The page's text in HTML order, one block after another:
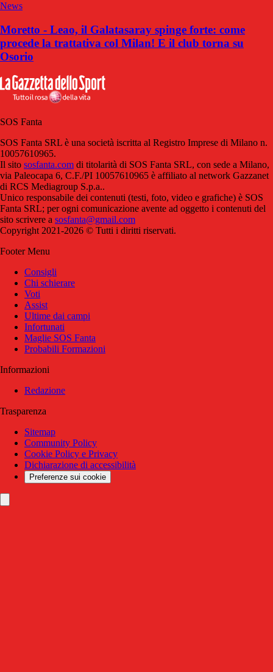
News
Moretto - Leao, il Galatasaray spinge forte: come
procede la trattativa col Milan! E il club torna su
Osorio
SOS Fanta
SOS Fanta SRL è una società iscritta al Registro Imprese di Milano n.
10057610965.
Il sito sosfanta.com di titolarità di SOS Fanta SRL, con sede a Milano,
via Paleocapa 6, C.F./PI 10057610965 è affiliato al network Gazzanet
di RCS Mediagroup S.p.a..
Unico responsabile dei contenuti (testi, foto, video e grafiche) è SOS
Fanta SRL; per ogni comunicazione avente ad oggetto i contenuti del
sito scrivere a sosfanta@gmail.com
Copyright 2021-2026 © Tutti i diritti riservati.
Footer Menu
Consigli
Chi schierare
Voti
Assist
Ultime dai campi
Infortunati
Maglie SOS Fanta
Probabili Formazioni
Informazioni
Redazione
Trasparenza
Sitemap
Community Policy
Cookie Policy e Privacy
Dichiarazione di accessibilità
Preferenze sui cookie